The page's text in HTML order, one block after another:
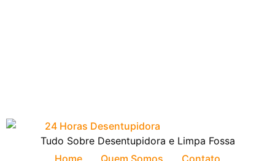
Tudo Sobre Desentupidora e Limpa Fossa
Home
Quem Somos Contato